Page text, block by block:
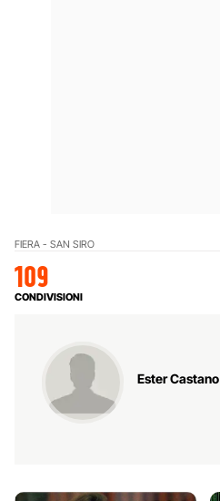
FIERA - SAN SIRO
109
CONDIVISIONI
Ester Castano